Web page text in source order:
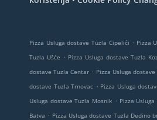
Pizza Usluga dostave Tuzla Cipelići . Pizza
Tuzla Ušće . Pizza Usluga dostave Tuzla
dostave Tuzla Centar . Pizza Usluga
dostave Tuzla Trnovac . Pizza Usluga
Usluga dostave Tuzla Mosnik . Pizza
Batva . Pizza Usluga dostave Tuzla Dedino